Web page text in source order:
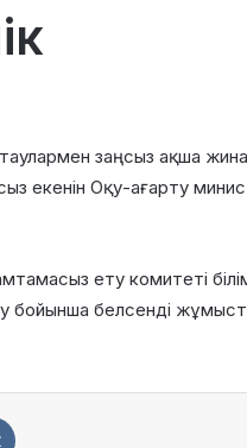
заңсыз ақша
екенін Оқу-ағарту
ету комитеті
бойынша белсенді